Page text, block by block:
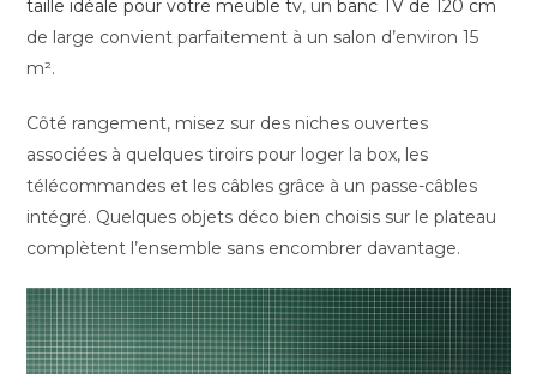
taille idéale pour votre meuble tv, unbanc TV de 120 cm
de large convient parfaitement à un salon d’environ 15
m².
Côté rangement, misez sur des niches ouvertes
associées à quelques tiroirs pour loger la box, les
télécommandes et les câbles grâce à un passe-câbles
intégré. Quelques objets déco bien choisis sur le plateau
complètent l’ensemble sans encombrer davantage.